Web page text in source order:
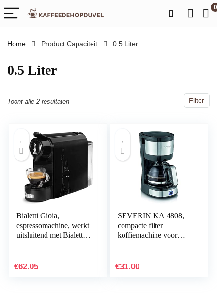
0
Home Product Capaciteit ‎0.5 Liter
‎0.5 Liter
Filter
Toont alle 2 resultaten
Bialetti Gioia,
espressomachine, werkt
uitsluitend met Bialetti
€62.05
SEVERIN KA 4808,
compacte filter
koffiemachine voor
zwenkfilter, te
€31.00